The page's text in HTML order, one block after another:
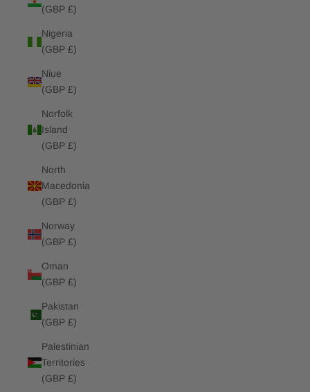
(GBP £)
Nigeria
(GBP £)
Niue
(GBP £)
Norfolk
Island
(GBP £)
North
Macedonia
(GBP £)
Norway
(GBP £)
Oman
(GBP £)
Pakistan
(GBP £)
Palestinian
Territories
(GBP £)